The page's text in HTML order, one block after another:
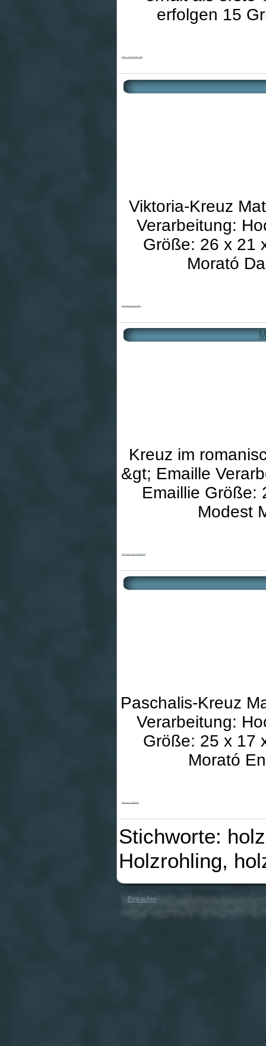
erfolgen 15
Viktoria-Kreuz
Verarbeitung:
Größe: 26 x 21
Morató
Morató-Kreuz - Kreuz der Viktoria
Kreuz im
&gt; Emaille
Emaillie Größe:
Modest
Paschalis-Kreuz
Verarbeitung:
Größe: 25 x 17
Morató
Stichworte:
Holzrohling,
Einkaufen